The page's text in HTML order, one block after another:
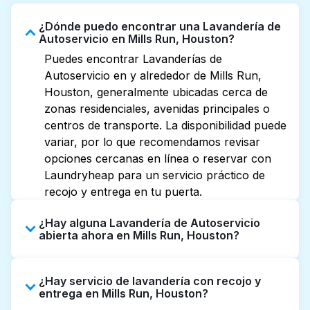
¿Dónde puedo encontrar una Lavandería de
Autoservicio en Mills Run, Houston?
Puedes encontrar Lavanderías de
Autoservicio en y alrededor de Mills Run,
Houston, generalmente ubicadas cerca de
zonas residenciales, avenidas principales o
centros de transporte. La disponibilidad puede
variar, por lo que recomendamos revisar
opciones cercanas en línea o reservar con
Laundryheap para un servicio práctico de
recojo y entrega en tu puerta.
¿Hay alguna Lavandería de Autoservicio
abierta ahora en Mills Run, Houston?
Run tienen horarios extendidos, pero no
todas abren hasta tarde o 24/7. Revisar
¿Hay servicio de lavandería con recojo y
entrega en Mills Run, Houston?